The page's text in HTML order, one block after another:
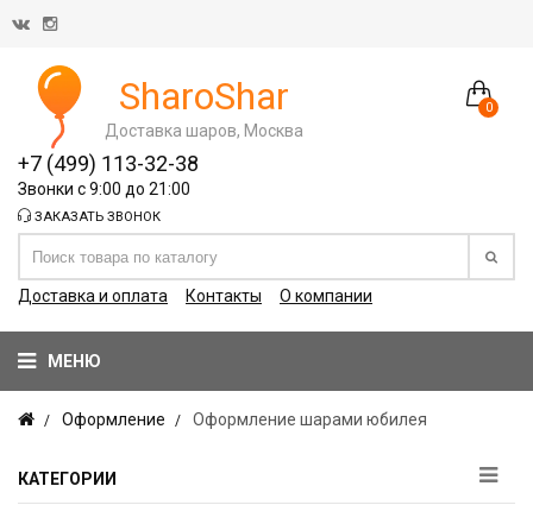
0
SharoShar
Доставка шаров, Москва
+7 (499) 113-32-38
Звонки с 9:00 до 21:00
ЗАКАЗАТЬ ЗВОНОК
Доставка и оплата Контакты О компании
МЕНЮ
Оформление Оформление шарами юбилея
КАТЕГОРИИ